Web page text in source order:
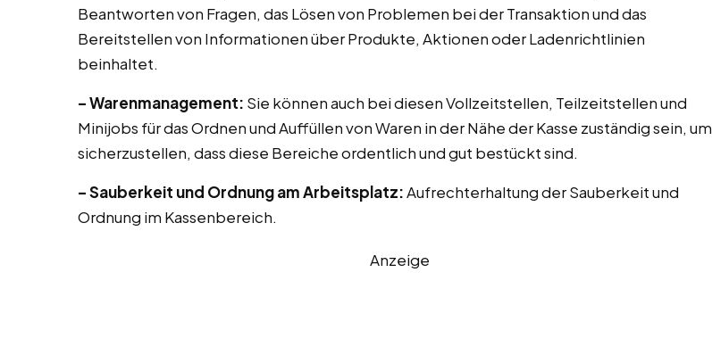
Beantworten von Fragen, das Lösen von Problemen bei der Transaktion und das
Bereitstellen von Informationen über Produkte, Aktionen oder Ladenrichtlinien
beinhaltet.
– Warenmanagement: Sie können auch bei diesen Vollzeitstellen, Teilzeitstellen und
Minijobs für das Ordnen und Auffüllen von Waren in der Nähe der Kasse zuständig sein, um
sicherzustellen, dass diese Bereiche ordentlich und gut bestückt sind.
– Sauberkeit und Ordnung am Arbeitsplatz:Aufrechterhaltung der Sauberkeit und
Ordnung im Kassenbereich.
Anzeige